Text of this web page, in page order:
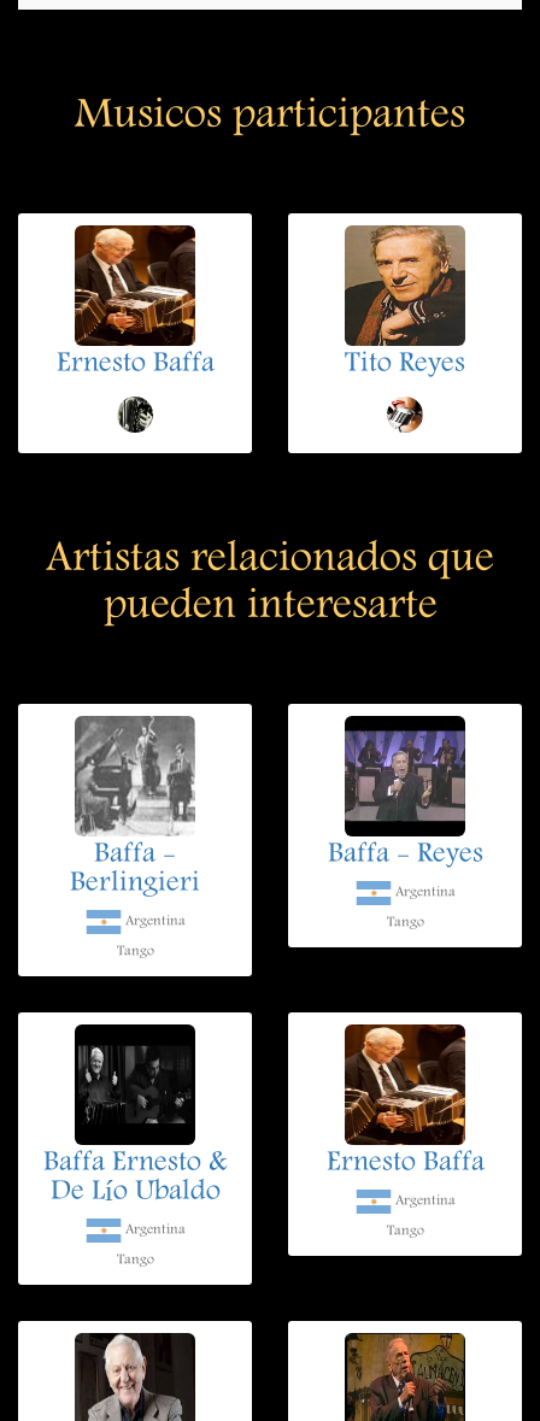
Musicos participantes
Ernesto Baffa Tito Reyes
Artistas relacionados que
pueden interesarte
Baffa -
Berlingieri
Argentina
Tango
Baffa - Reyes
Argentina
Tango
Baffa Ernesto &
De Lío Ubaldo
Argentina
Tango
Ernesto Baffa
Argentina
Tango